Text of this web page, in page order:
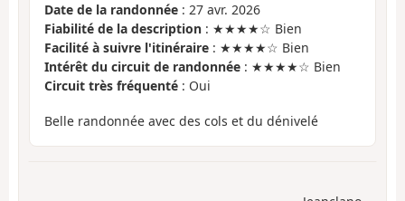
Date de la randonnée : 27 avr. 2026
Fiabilité de la description : ★★★★☆ Bien
Facilité à suivre l'itinéraire : ★★★★☆ Bien
Intérêt du circuit de randonnée : ★★★★☆ Bien
Circuit très fréquenté : Oui
Belle randonnée avec des cols et du dénivelé